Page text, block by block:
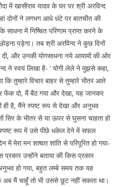
में खासीराव यादव के घर पर श्री अरविन्द
दोनों ने लगभग आधे धंटे पर बातचीत की
साधना में निष्चित परिणाम प्राप्त करने के
पड़ेगा। तब श्री अरविन्द ने कुछ दिनों
दी, और उनकी योगसाधना नये आयामों की ओर
ने स्वयं लिखा है- ‘ योगी लेले ने मुझसे कहा,
तुम्हारे विचार बाहर से तुम्हारे भीतर आते
दो, मैं बैठ गया और देखा, यह जानकर
ही है, मैंने स्पष्ट रूप से देखा और अनुभव
सिर के भीतर से या ऊपर से घुसना चाहता हो
रूप में उसे पीछे धकेल देने में सफल
मेरा मन शाष्वत शांति से परिपूरित हो गया-
प्रकार उन्होंने बताया की किस प्रकार
हो गया, बहुत लम्बे समय तक यह
मैं चाहूँ तो भी उससे छूट नहीं सकता था।